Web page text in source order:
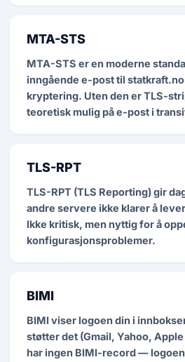
MTA-STS
MTA-STS er en moderne
inngående e-post til
kryptering. Uten den er TLS-
teoretisk mulig på e-post i
TLS-RPT
TLS-RPT (TLS Reporting) gir
andre servere ikke klarer å
Ikke kritisk, men nyttig for å
konfigurasjonsproblemer.
BIMI
BIMI viser logoen din i
støtter det (Gmail, Yahoo,
har ingen BIMI-record —